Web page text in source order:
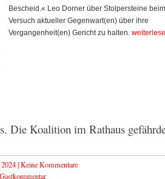
Bescheid.« Leo Dorner über Stolpersteine beim
Versuch aktueller Gegenwart(en) über ihre
Vergangenheit(en) Gericht zu halten.
Die Koalition im Rathaus
|Keine Kommentare
Gastkommentar